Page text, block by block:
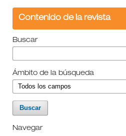
Contenido de la revista
Buscar
Ámbito de la búsqueda
Navegar